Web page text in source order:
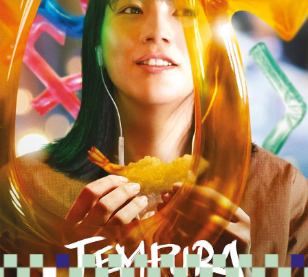
SCOLAIRES
PRATIQUE
RÉSERVATION
PROGRAMME